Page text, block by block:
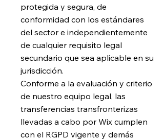
protegida y segura, de
conformidad con los estándares
del sector e independientemente
de cualquier requisito legal
secundario que sea aplicable en su
jurisdicción.
Conforme a la evaluación y criterio
de nuestro equipo legal, las
transferencias transfronterizas
llevadas a cabo por Wix cumplen
con el RGPD vigente y demás